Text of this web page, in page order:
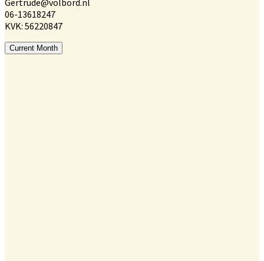
06-13618247
KVK: 56220847
Current Month